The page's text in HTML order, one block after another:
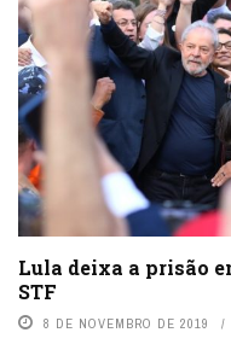
Lula deixa a prisão
STF
8 DE NOVEMBRO DE 2019